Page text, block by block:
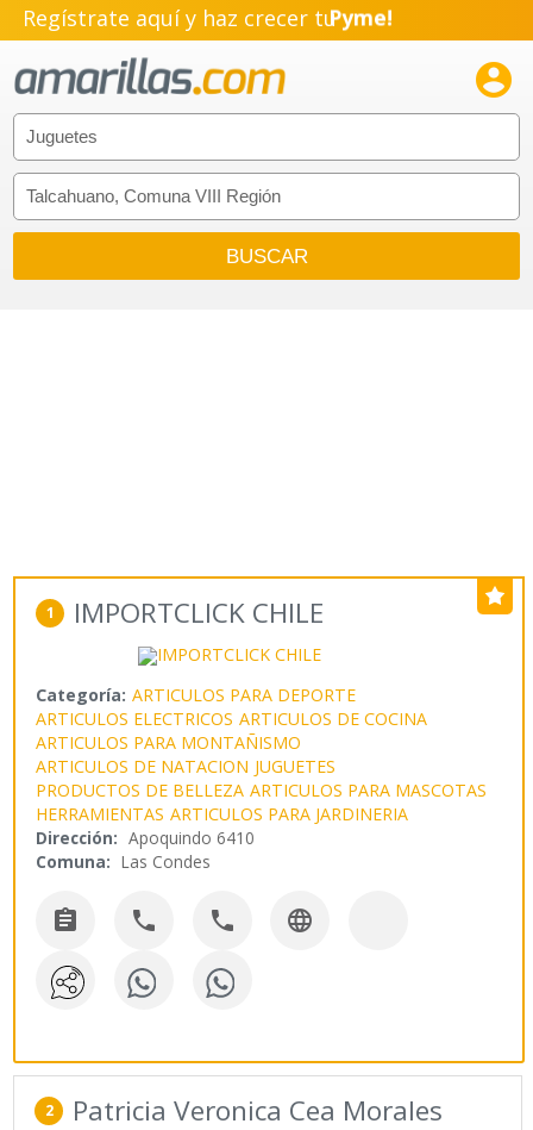
Regístrate aquí y haz crecer tuPyme!
Emprendimiento!

1 IMPORTCLICK CHILE
Categoría: ARTICULOS PARA DEPORTE
ARTICULOS ELECTRICOS ARTICULOS DE COCINA
ARTICULOS PARA MONTAÑISMO
ARTICULOS DE NATACION JUGUETES
PRODUCTOS DE BELLEZA ARTICULOS PARA MASCOTAS
HERRAMIENTAS ARTICULOS PARA JARDINERIA
Dirección: Apoquindo 6410
Comuna: Las Condes
   
2 Patricia Veronica Cea Morales